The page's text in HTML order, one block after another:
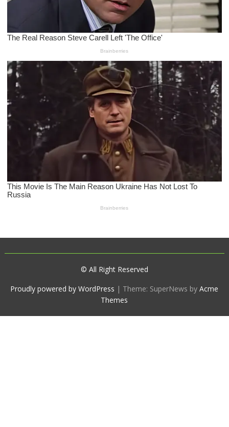
© All Right Reserved
Proudly powered by WordPress | Theme: SuperNews byAcme
Themes